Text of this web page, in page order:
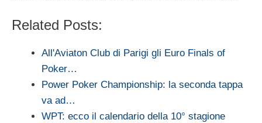
Related Posts:
All'Aviaton Club di Parigi gli Euro Finals of
Poker…
Power Poker Championship: la seconda tappa
va ad…
WPT: ecco il calendario della 10° stagione